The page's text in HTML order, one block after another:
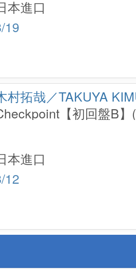
19
本進口
村拓哉／TAKUYA
【初回盤B
12
本進口